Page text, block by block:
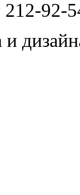
212-92-
и